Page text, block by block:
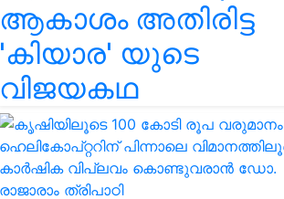
ആകാശം അതിരിട്ട
'കിയാര' യുടെ
വിജയകഥ